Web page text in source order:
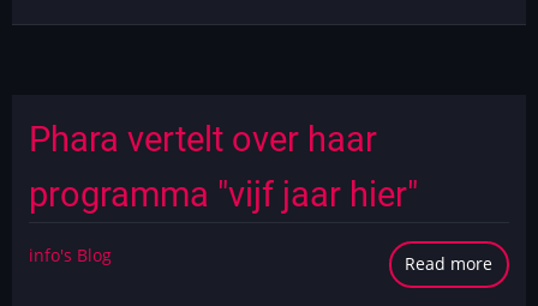
in
Phara vertelt over haar
programma "vijf jaar hier"
Read more
info's Blog